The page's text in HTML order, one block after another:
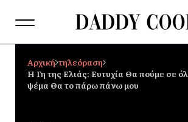
Αρχική τηλεόραση
Η Γη της Ελιάς: Ευτυχία Θα πούμε σε
ψέμα Θα το πάρω πάνω μου